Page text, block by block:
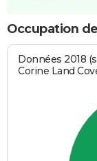
Occupation
Données 2018
Corine Land